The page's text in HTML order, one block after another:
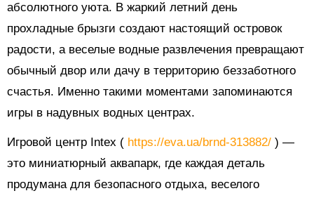
абсолютного уюта. В жаркий летний день
прохладные брызги создают настоящий островок
радости, а веселые водные развлечения превращают
обычный двор или дачу в территорию беззаботного
счастья. Именно такими моментами запоминаются
игры в надувных водных центрах.
Игровой центр Intex ( https://eva.ua/brnd-313882/ ) —
это миниатюрный аквапарк, где каждая деталь
продумана для безопасного отдыха, веселого